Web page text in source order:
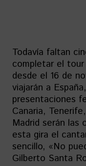
Todavía faltan
completar el tour
desde el 16 de
viajarán a
presentaciones
Canaria,
Madrid serán las
esta gira el
sencillo, «No
Gilberto Santa